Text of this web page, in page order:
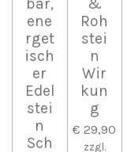
ene
rget
isch
er
Edel
stei
n
Sch
Roh
stei
n
Wir
kun
g
€ 29,90
zzgl.